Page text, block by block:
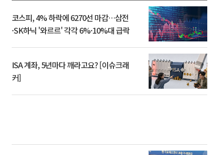
코스피, 4% 하락에 6270선 마감…삼전
·SK하닉 '와르르' 각각 6%·10%대 급락
ISA 계좌, 5년마다 깨라고요? [이슈크래
커]